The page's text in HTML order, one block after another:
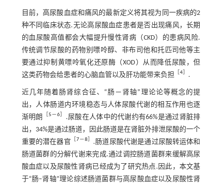
目前，高尿酸血症和痛风的最新定义将其视为同一疾病的2
种不同临床状态.无论高尿酸血症患者是否出现痛风，长期
的血尿酸高值都会大幅提升慢性肾病（CKD）的患病风险.
传统调节尿酸的药物别嘌呤醇、非布司他和托匹司他等主
要通过抑制黄嘌呤氧化还原酶（XOD）从而降低尿酸，但
这类药物会给患者的心脑血管以及肝功能带来负担 ［4］ .
近几年随着肠肾综合征、“肠－肾轴”理论论等概念的提
出，人体肠道内环境稳态与人体尿酸代谢的相互作用也逐
渐明朗
［5－6］
.尿酸在人体中的代谢约有66%是通过肾脏排
出，34%是通过肠道，因此肠道是在肾脏外排泄尿酸的一个
重要的潜在器官 ［7－8］ .肠道尿酸代谢是通过尿酸转运体和
肠道菌群的分解代谢来完成.通过调控肠道菌群来缓解高尿
酸血症以及尿酸性肾病已经成为了研究热点.因此，本文基
于“肠–肾轴”理论综述肠道菌群与高尿酸血症以及尿酸性肾